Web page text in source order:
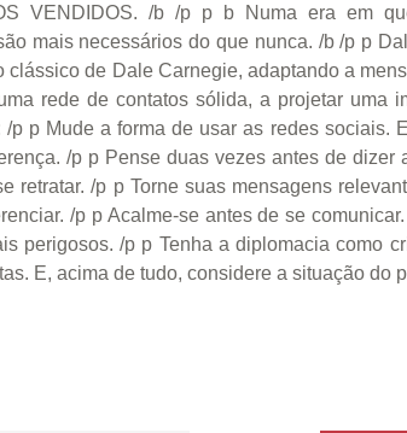
VENDIDOS. /b /p p b Numa era em
mais necessários do que nunca. /b /p p
clássico de Dale Carnegie, adaptando a
rede de contatos sólida, a projetar uma
p p Mude a forma de usar as redes sociais.
/p p Pense duas vezes antes de
retratar. /p p Torne suas mensagens
/p p Acalme-se antes de se
perigosos. /p p Tenha a diplomacia como
E, acima de tudo, considere a situação do